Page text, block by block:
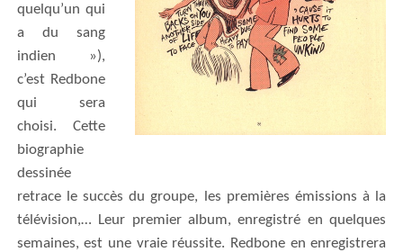
quelqu’un qui
a du sang
indien »),
c’est Redbone
qui sera
choisi. Cette
biographie
dessinée
retrace le succès du groupe, les premières émissions à la
télévision,… Leur premier album,enregistré en quelques
semaines, est une vraieréussite. Redbone en enregistrera